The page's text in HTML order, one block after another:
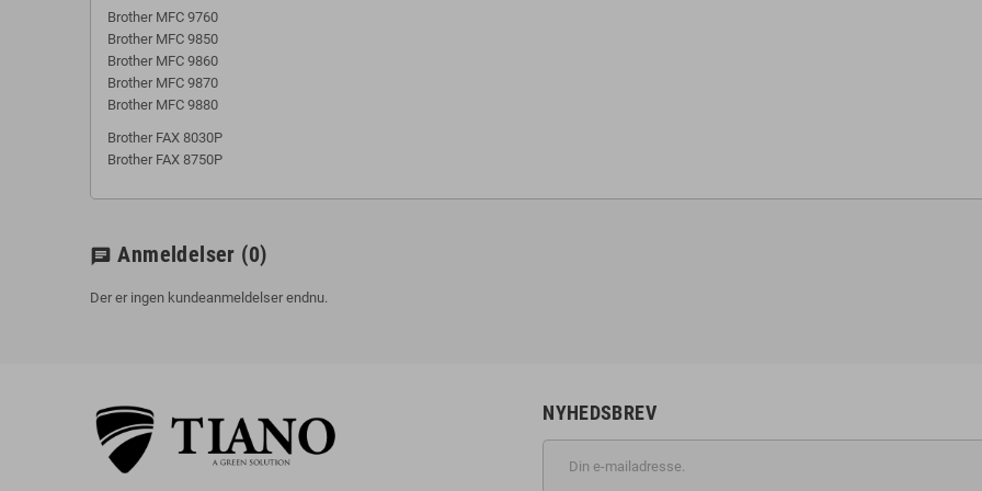
Brother MFC 9760
Brother MFC 9850
Brother MFC 9860
Brother MFC 9870
Brother MFC 9880
Brother FAX 8030P
Brother FAX 8750P
chat Anmeldelser (0)
Der er ingen kundeanmeldelser endnu.
NYHEDSBREV